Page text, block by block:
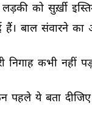
लड़की को सुर्ख़ी
हैं। बाल संवारने का
निगाह कभी नहीं
पहले ये बता दीजिए